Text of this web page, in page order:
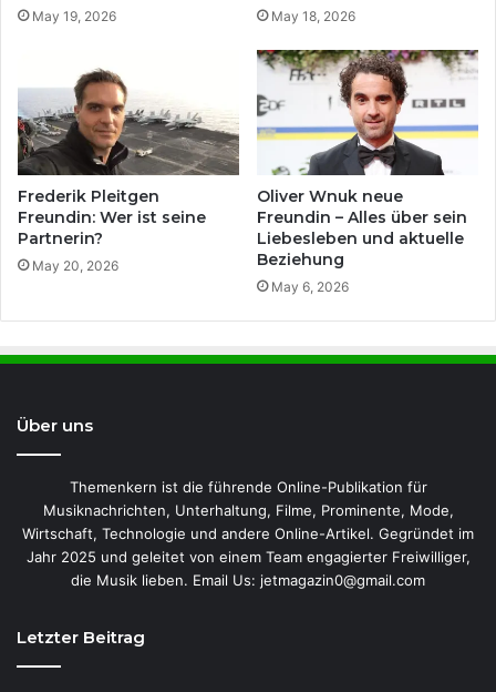
May 19, 2026 May 18, 2026
Frederik Pleitgen
Freundin: Wer ist seine
Partnerin?
May 20, 2026
Oliver Wnuk neue
Freundin – Alles über sein
Liebesleben und aktuelle
Beziehung
May 6, 2026
Über uns
Themenkern ist die führende Online-Publikation für
Musiknachrichten, Unterhaltung, Filme, Prominente, Mode,
Wirtschaft, Technologie und andere Online-Artikel. Gegründet im
Jahr 2025 und geleitet von einem Team engagierter Freiwilliger,
die Musik lieben. Email Us: jetmagazin0@gmail.com
Letzter Beitrag